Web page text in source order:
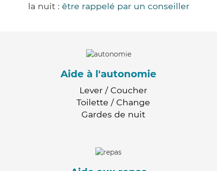
la nuit : être rappelé par un conseiller
Aide à l'autonomie
Lever / Coucher
Toilette / Change
Gardes de nuit